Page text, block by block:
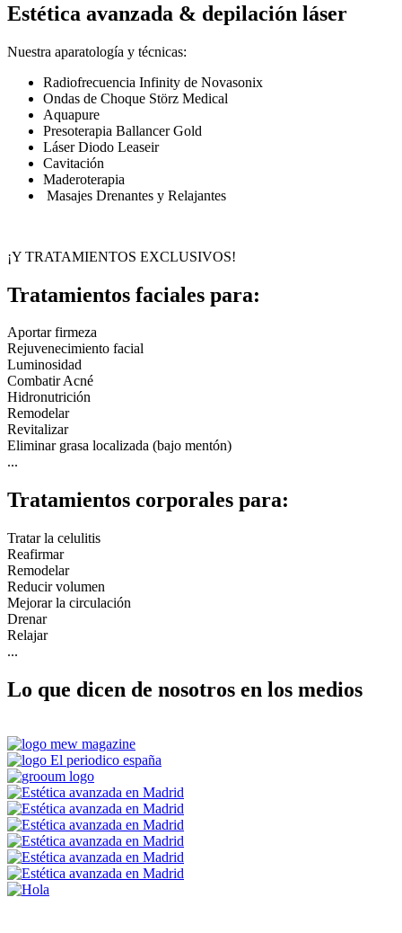
Estética avanzada & depilación láser
Nuestra aparatología y técnicas:
Radiofrecuencia Infinity de Novasonix
Ondas de Choque Störz Medical
Aquapure
Presoterapia Ballancer Gold
Láser Diodo Leaseir
Cavitación
Maderoterapia
Masajes Drenantes y Relajantes
¡Y TRATAMIENTOS EXCLUSIVOS!
Tratamientos faciales para:
Aportar firmeza
Rejuvenecimiento facial
Luminosidad
Combatir Acné
Hidronutrición
Remodelar
Revitalizar
Eliminar grasa localizada (bajo mentón)
...
Tratamientos corporales para:
Tratar la celulitis
Reafirmar
Remodelar
Reducir volumen
Mejorar la circulación
Drenar
Relajar
...
Lo que dicen de nosotros en los medios